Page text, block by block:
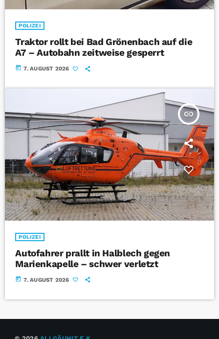
POLIZEI
Traktor rollt bei Bad Grönenbach auf die
A7 – Autobahn zeitweise gesperrt
today 7. AUGUST 2026
insert_link
POLIZEI
Autofahrer prallt in Halblech gegen
Marienkapelle – schwer verletzt
today 7. AUGUST 2026